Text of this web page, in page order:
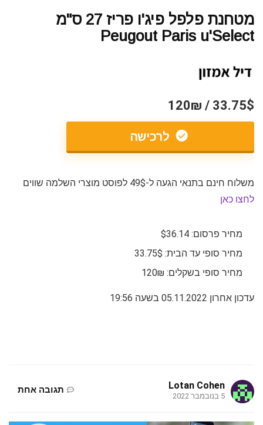
מטחנת פלפל פיג'ו פריז 27 ס"מ
Peugout Paris u'Select
33.75$ / 120₪
לרכישה
משלוח חינם בתנאי הגעה ל-49$ לפוסט מוצרי השלמה שווים
לחצו כאן
מחיר פרסום: $36.14
מחיר סופי עד הבית: 33.75$
מחיר סופי בשקלים: 120₪
עדכון אחרון 05.11.2022 בשעה 19:56
Lotan Cohen
5 בנובמבר 2022
תגובה אחת